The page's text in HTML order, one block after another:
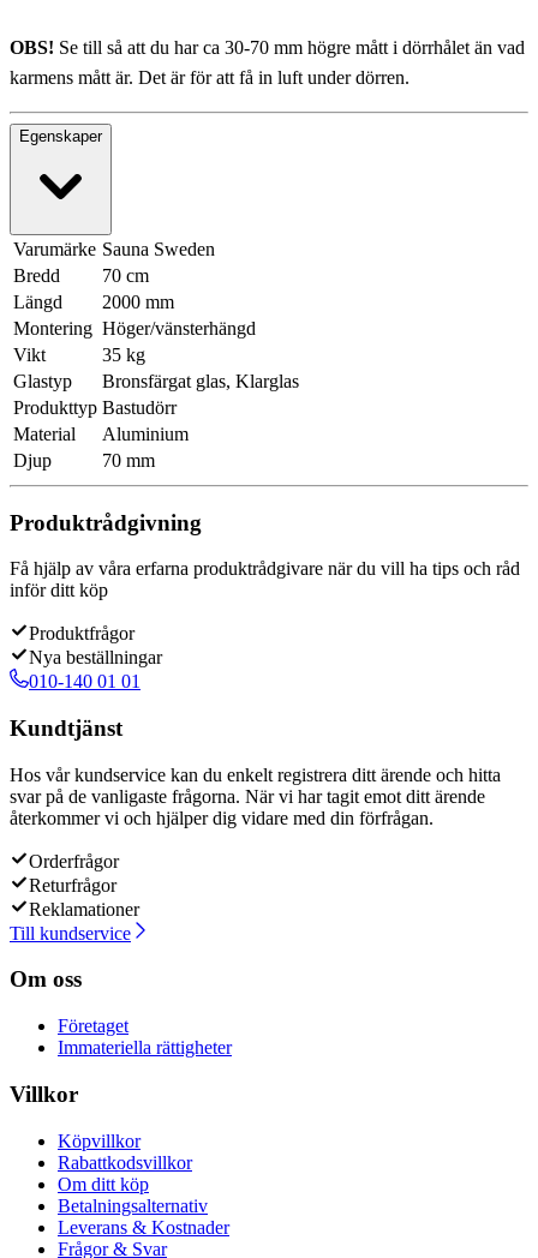
OBS! Se till så att du har ca 30-70 mm högre mått i dörrhålet än vad
karmens mått är. Det är för att få in luft under dörren.
Egenskaper
Varumärke Sauna Sweden
Bredd
70 cm
Längd
2000 mm
Montering Höger/vänsterhängd
Vikt
35 kg
Glastyp
Bronsfärgat glas, Klarglas
Produkttyp Bastudörr
Material
Aluminium
Djup
70 mm
Produktrådgivning
Få hjälp av våra erfarna produktrådgivare när du vill ha tips och råd
inför ditt köp
Produktfrågor
Nya beställningar
010-140 01 01
Kundtjänst
Hos vår kundservice kan du enkelt registrera ditt ärende och hitta
svar på de vanligaste frågorna. När vi har tagit emot ditt ärende
återkommer vi och hjälper dig vidare med din förfrågan.
Orderfrågor
Returfrågor
Reklamationer
Till kundservice
Om oss
Företaget
Immateriella rättigheter
Villkor
Köpvillkor
Rabattkodsvillkor
Om ditt köp
Betalningsalternativ
Leverans & Kostnader
Frågor & Svar